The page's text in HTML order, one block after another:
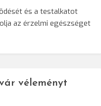
és a testalkatot
az érzelmi egészséget
véleményt